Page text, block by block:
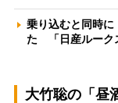
乗り込むと同時に
た 「日産ルーク
大竹聡の「昼